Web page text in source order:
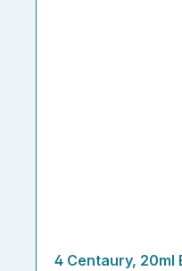
4 Centaury, 20ml